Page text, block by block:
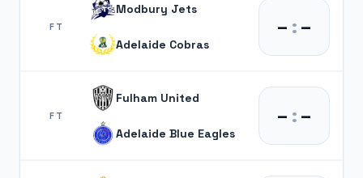
FT
Modbury Jets
Adelaide Cobras
– :–
FT
Fulham United
Adelaide Blue Eagles
– :–